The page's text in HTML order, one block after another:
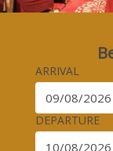
ARRIVAL
DEPARTURE